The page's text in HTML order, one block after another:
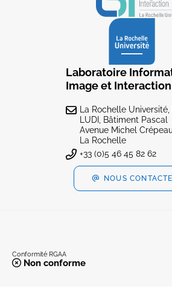
Laboratoire
Image et
La Rochelle
LUDI, Bâtiment Pascal
Avenue Michel
La Rochelle
+33 (0)5 46 45 82 62
NOUS
Conformité RGAA
Non conforme